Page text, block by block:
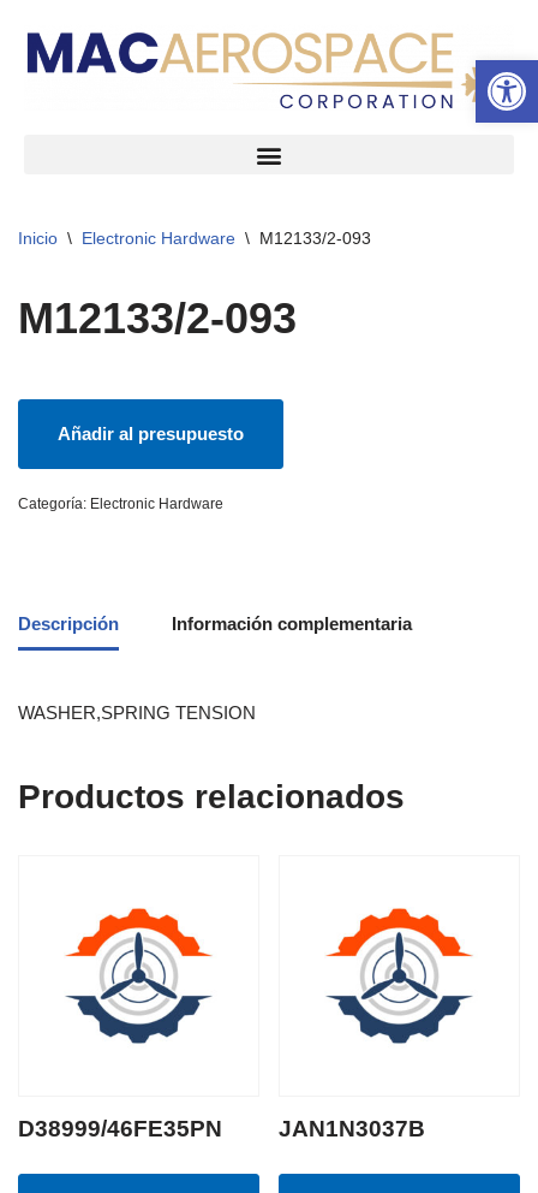
Abrir
Inicio \ Electronic Hardware \ M12133/2-093
M12133/2-093
Añadir al presupuesto
Categoría: Electronic Hardware
Descripción Información complementaria
WASHER,SPRING TENSION
Productos relacionados
D38999/46FE35PN JAN1N3037B